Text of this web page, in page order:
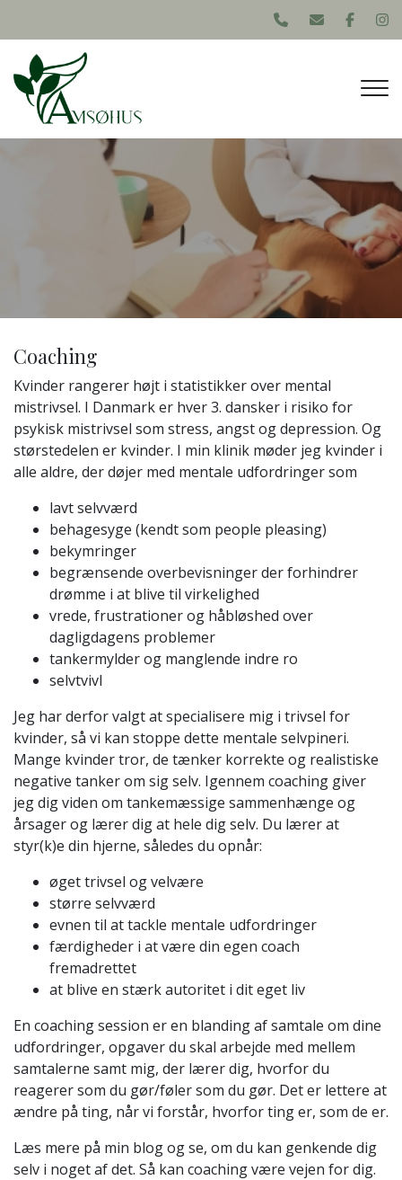
hovedindhold
Coaching
Kvinder rangerer højt i statistikker over mental
mistrivsel. I Danmark er hver 3. dansker i risiko for
psykisk mistrivsel som stress, angst og depression. Og
størstedelen er kvinder. I min klinik møder jeg kvinder i
alle aldre, der døjer med mentale udfordringer som
lavt selvværd
behagesyge (kendt som people pleasing)
bekymringer
begrænsende overbevisninger der forhindrer
drømme i at blive til virkelighed
vrede, frustrationer og håbløshed over
dagligdagens problemer
tankermylder og manglende indre ro
selvtvivl
Jeg har derfor valgt at specialisere mig i trivsel for
kvinder, så vi kan stoppe dette mentale selvpineri.
Mange kvinder tror, de tænker korrekte og realistiske
negative tanker om sig selv. Igennem coaching giver
jeg dig viden om tankemæssige sammenhænge og
årsager og lærer dig at hele dig selv. Du lærer at
styr(k)e din hjerne, således du opnår:
øget trivsel og velvære
større selvværd
evnen til at tackle mentale udfordringer
færdigheder i at være din egen coach
fremadrettet
at blive en stærk autoritet i dit eget liv
En coaching session er en blanding af samtale om dine
udfordringer, opgaver du skal arbejde med mellem
samtalerne samt mig, der lærer dig, hvorfor du
reagerer som du gør/føler som du gør. Det er lettere at
ændre på ting, når vi forstår, hvorfor ting er, som de er.
Læs mere på min blog og se, om du kan genkende dig
selv i noget af det. Så kan coaching være vejen for dig.